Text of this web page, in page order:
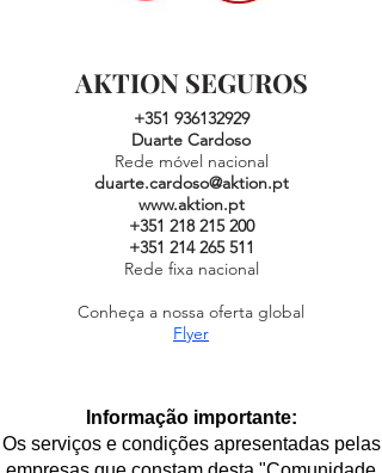
AKTION SEGUROS
+351 936132929
Duarte Cardoso
Rede móvel nacional
duarte.cardoso@aktion.pt
www.aktion.pt
+351 218 215 200
+351 214 265 511
Rede fixa nacional
Conheça a nossa oferta global
Flyer
Informação importante:
Os serviços e condições apresentadas pelas